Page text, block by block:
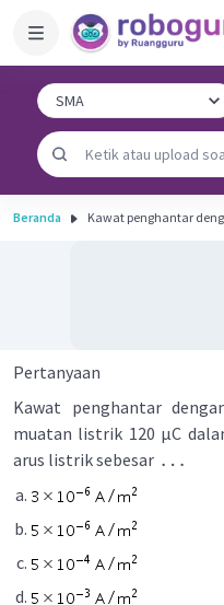
Beranda Kawat penghantar
Pertanyaan
Kawat penghantar
muatan listrik 120 μC
arus listrik sebesar …